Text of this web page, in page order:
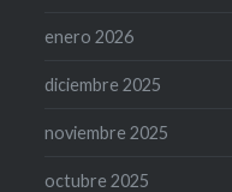
enero 2026
diciembre 2025
noviembre 2025
octubre 2025